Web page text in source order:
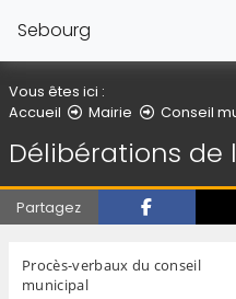
Sebourg
Vous êtes ici :
Accueil
Mairie Conseil
Délibérations de
Partagez
Procès-verbaux du conseil
municipal